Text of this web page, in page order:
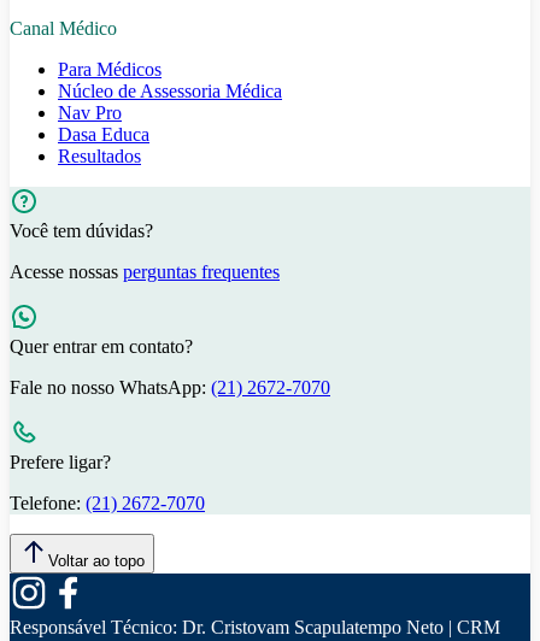
Canal Médico
Para Médicos
Núcleo de Assessoria Médica
Nav Pro
Dasa Educa
Resultados
Você tem dúvidas?
Acesse nossas perguntas frequentes
Quer entrar em contato?
Fale no nosso WhatsApp: (21) 2672-7070
Prefere ligar?
Telefone: (21) 2672-7070
Voltar ao topo
Responsável Técnico: Dr. Cristovam Scapulatempo Neto | CRM